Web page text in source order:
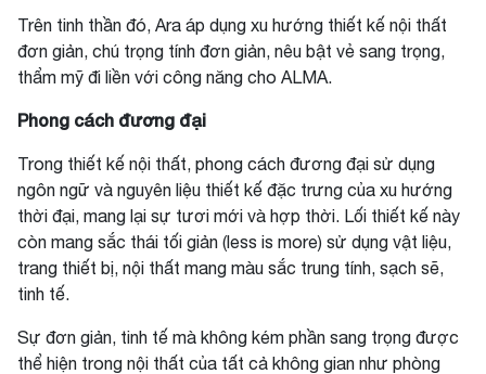
Trên tinh thần đó, Ara áp dụng xu hướng thiết kế nội thất
đơn giản, chú trọng tính đơn giản, nêu bật vẻ sang trọng,
thẩm mỹ đi liền với công năng cho ALMA.
Phong cách đương đại
Trong thiết kế nội thất, phong cách đương đại sử dụng
ngôn ngữ và nguyên liệu thiết kế đặc trưng của xu hướng
thời đại, mang lại sự tươi mới và hợp thời. Lối thiết kế này
còn mang sắc thái tối giản (less is more) sử dụng vật liệu,
trang thiết bị, nội thất mang màu sắc trung tính, sạch sẽ,
tinh tế.
Sự đơn giản, tinh tế mà không kém phần sang trọng được
thể hiện trong nội thất của tất cả không gian như phòng